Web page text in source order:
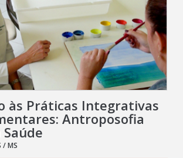
às Práticas Integrativas
Antroposofia
/ MS